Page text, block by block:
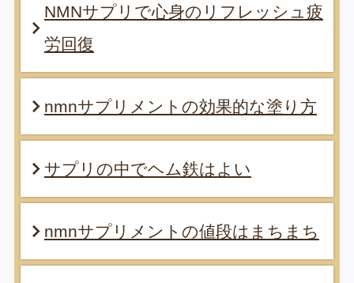
NMNサプリで心身のリフレッシュ疲
労回復
nmnサプリメントの効果的な塗り方
サプリの中でヘム鉄はよい
nmnサプリメントの値段はまちまち